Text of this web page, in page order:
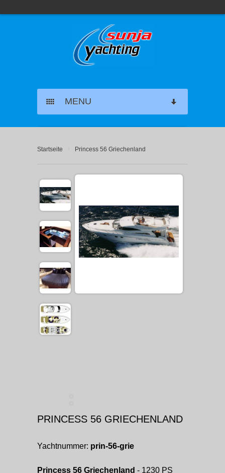
MENU
SEGELYACHT CHARTER
KATAMARAN CHARTER
MOTORYACHT CHARTER
MARINAS GRIECHENLAND
Startseite Princess 56 Griechenland
PRINCESS 56 GRIECHENLAND
Yachtnummer: prin-56-grie
Princess 56 Griechenland - 1230 PS